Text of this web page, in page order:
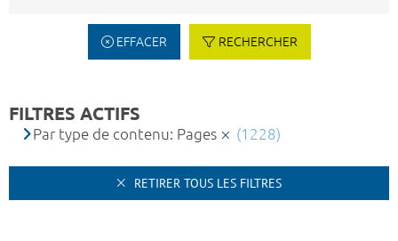
EFFACER RECHERCHER
FILTRES ACTIFS
Par type de contenu: Pages (1228)
RETIRER TOUS LES FILTRES